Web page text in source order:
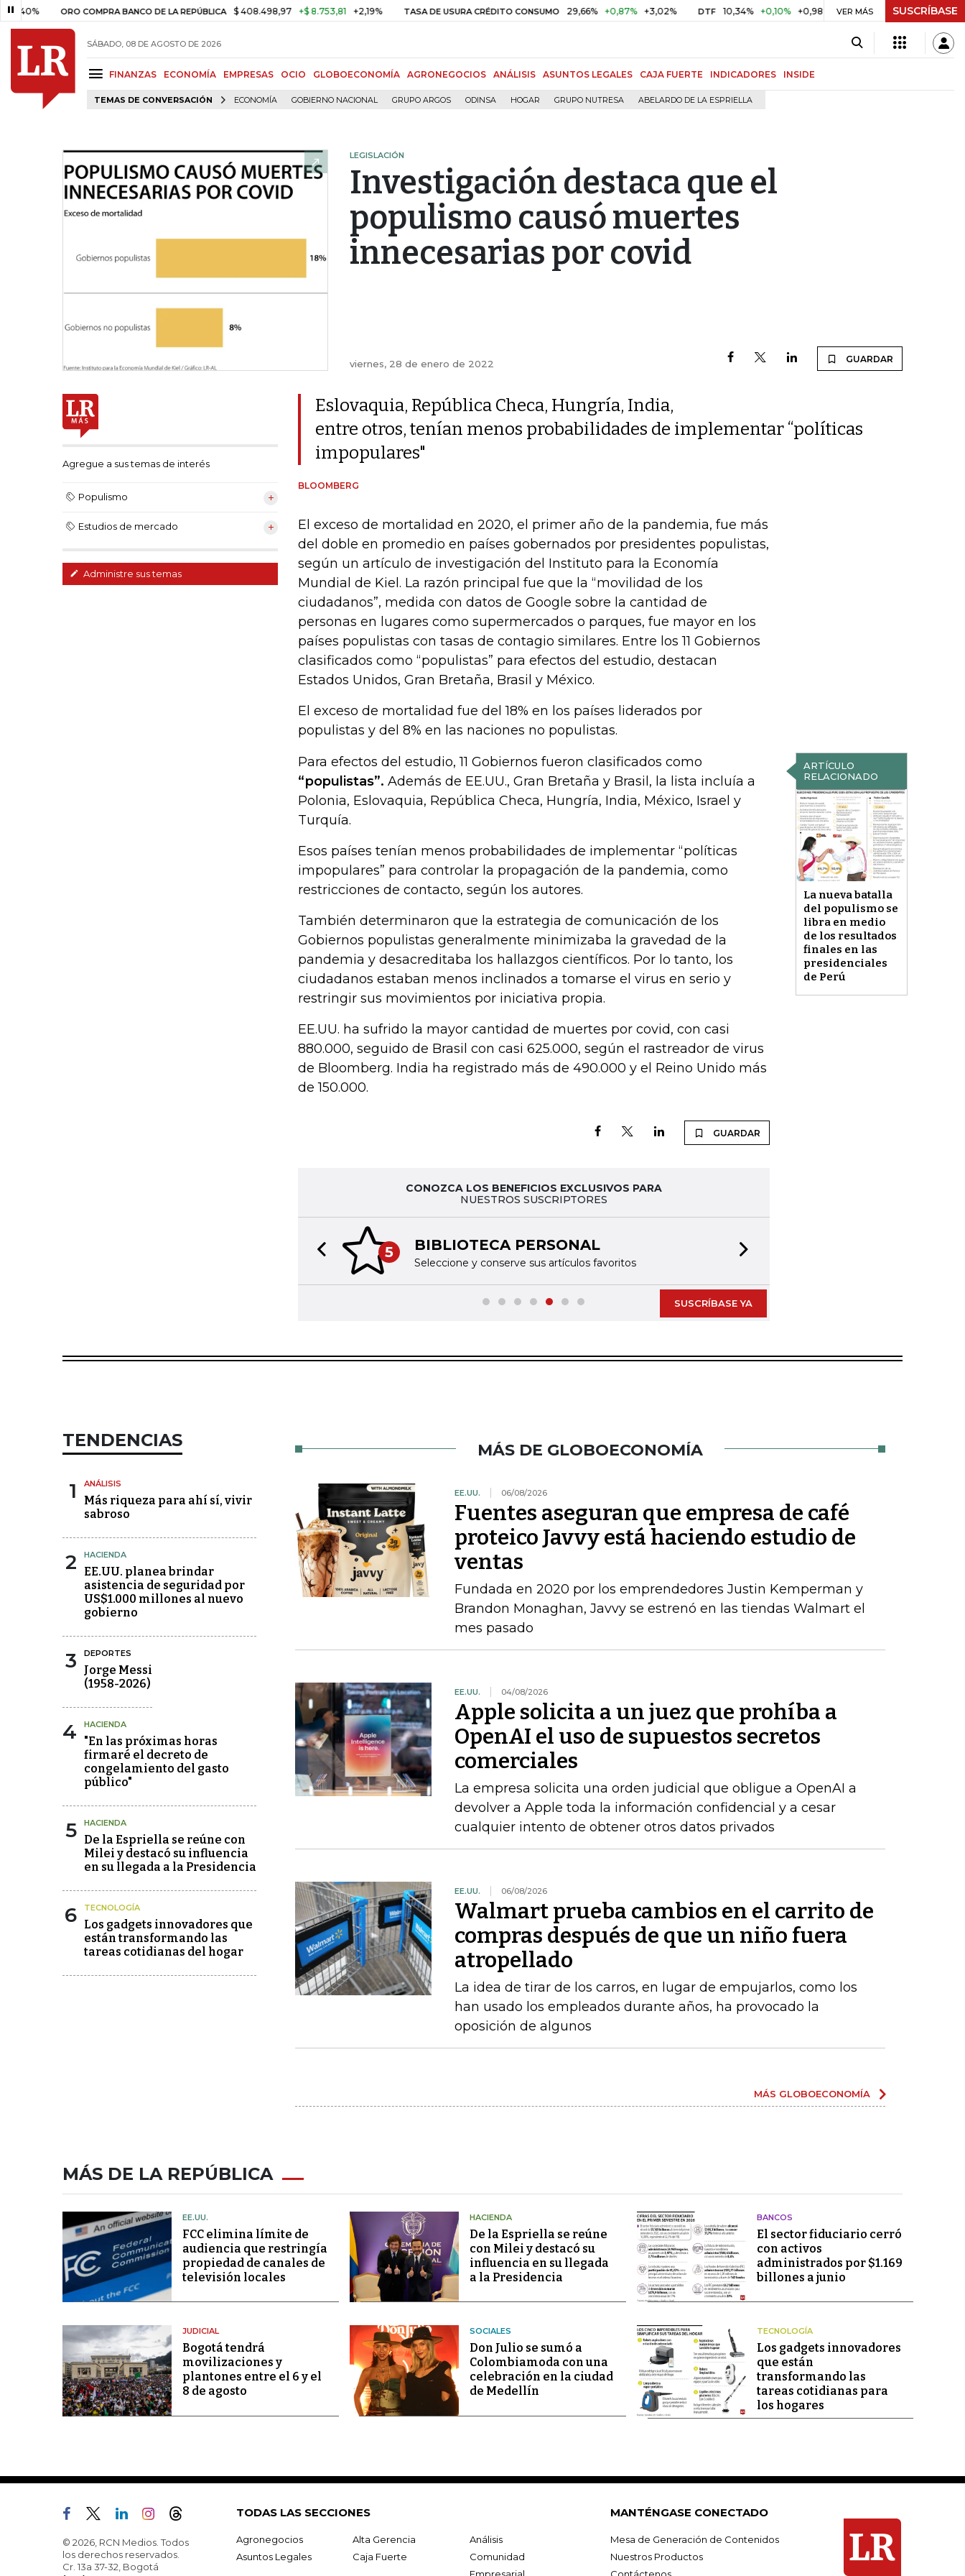
ORO COMPRA BANCO DE LA REPÚBLICA $ 408.498,97 +$ 8.753,81 +2,19% TASA DE USURA CRÉDITO CONSUMO 29,66% +0,87% +3,02% DTF 10,34% +0,10% +0,98% UVR $ 416,96 +$ 0,05 +0,01%
VER MÁS SUSCRÍBASE
SÁBADO, 08 DE AGOSTO DE 2026
FINANZAS ECONOMÍA EMPRESAS OCIO GLOBOECONOMÍA AGRONEGOCIOS ANÁLISIS ASUNTOS LEGALES CAJA FUERTE INDICADORES INSIDE
TEMAS DE CONVERSACIÓN ECONOMÍA GOBIERNO NACIONAL GRUPO ARGOS ODINSA HOGAR GRUPO NUTRESA ABELARDO DE LA ESPRIELLA
LEGISLACIÓN
Investigación destaca que el
populismo causó muertes
innecesarias por covid
viernes, 28 de enero de 2022 GUARDAR
Agregue a sus temas de interés
Populismo
Estudios de mercado
Administre sus temas
Eslovaquia, República Checa, Hungría, India,
entre otros, tenían menos probabilidades de implementar “políticas
impopulares"
BLOOMBERG
El exceso de mortalidad en 2020, el primer año de la pandemia, fue más
del doble en promedio en países gobernados por presidentes populistas,
según un artículo de investigación del Instituto para la Economía
Mundial de Kiel. La razón principal fue que la “movilidad de los
ciudadanos”, medida con datos de Google sobre la cantidad de
personas en lugares como supermercados o parques, fue mayor en los
países populistas con tasas de contagio similares. Entre los 11 Gobiernos
clasificados como “populistas” para efectos del estudio, destacan
Estados Unidos, Gran Bretaña, Brasil y México.
El exceso de mortalidad fue del 18% en los países liderados por
populistas y del 8% en las naciones no populistas.
ARTÍCULO
RELACIONADO
La nueva batalla
del populismo se
libra en medio
de los resultados
finales en las
presidenciales
de Perú
Para efectos del estudio, 11 Gobiernos fueron clasificados como
“populistas”. Además de EE.UU., Gran Bretaña y Brasil, la lista incluía a
Polonia, Eslovaquia, República Checa, Hungría, India, México, Israel y
Turquía.
Esos países tenían menos probabilidades de implementar “políticas
impopulares” para controlar la propagación de la pandemia, como
restricciones de contacto, según los autores.
También determinaron que la estrategia de comunicación de los
Gobiernos populistas generalmente minimizaba la gravedad de la
pandemia y desacreditaba los hallazgos científicos. Por lo tanto, los
ciudadanos estaban menos inclinados a tomarse el virus en serio y
restringir sus movimientos por iniciativa propia.
EE.UU. ha sufrido la mayor cantidad de muertes por covid, con casi
880.000, seguido de Brasil con casi 625.000, según el rastreador de virus
de Bloomberg. India ha registrado más de 490.000 y el Reino Unido más
de 150.000.
GUARDAR
CONOZCA LOS BENEFICIOS EXCLUSIVOS PARA
NUESTROS SUSCRIPTORES
5 BIBLIOTECA PERSONAL
Seleccione y conserve sus artículos favoritos
Previous slide
SUSCRÍBASE YA
TENDENCIAS
1 ANÁLISIS
Más riqueza para ahí sí, vivir
sabroso
2 HACIENDA
EE.UU. planea brindar
asistencia de seguridad por
US$1.000 millones al nuevo
gobierno
3 DEPORTES
Jorge Messi
(1958-2026)
4 HACIENDA
"En las próximas horas
firmaré el decreto de
congelamiento del gasto
público"
5 HACIENDA
De la Espriella se reúne con
Milei y destacó su influencia
en su llegada a la Presidencia
6 TECNOLOGÍA
Los gadgets innovadores que
están transformando las
tareas cotidianas del hogar
MÁS DE GLOBOECONOMÍA
EE.UU. 06/08/2026
Fuentes aseguran que empresa de café
proteico Javvy está haciendo estudio de
ventas
Fundada en 2020 por los emprendedores Justin Kemperman y
Brandon Monaghan, Javvy se estrenó en las tiendas Walmart el
mes pasado
EE.UU. 04/08/2026
Apple solicita a un juez que prohíba a
OpenAI el uso de supuestos secretos
comerciales
La empresa solicita una orden judicial que obligue a OpenAI a
devolver a Apple toda la información confidencial y a cesar
cualquier intento de obtener otros datos privados
EE.UU. 06/08/2026
Walmart prueba cambios en el carrito de
compras después de que un niño fuera
atropellado
La idea de tirar de los carros, en lugar de empujarlos, como los
han usado los empleados durante años, ha provocado la
oposición de algunos
MÁS GLOBOECONOMÍA
MÁS DE LA REPÚBLICA
EE.UU.
FCC elimina límite de
audiencia que restringía
propiedad de canales de
televisión locales
HACIENDA
De la Espriella se reúne
con Milei y destacó su
influencia en su llegada
a la Presidencia
BANCOS
El sector fiduciario cerró
con activos
administrados por $1.169
billones a junio
JUDICIAL
Bogotá tendrá
movilizaciones y
plantones entre el 6 y el
8 de agosto
SOCIALES
Don Julio se sumó a
Colombiamoda con una
celebración en la ciudad
de Medellín
TECNOLOGÍA
Los gadgets innovadores
que están
transformando las
tareas cotidianas para
los hogares
© 2026, RCN Medios. Todos
los derechos reservados.
Cr. 13a 37-32, Bogotá
TODAS LAS SECCIONES
Agronegocios Alta Gerencia
Análisis
Asuntos Legales
Caja Fuerte
Comunidad
MANTÉNGASE CONECTADO
Mesa de Generación de Contenidos
Nuestros Productos